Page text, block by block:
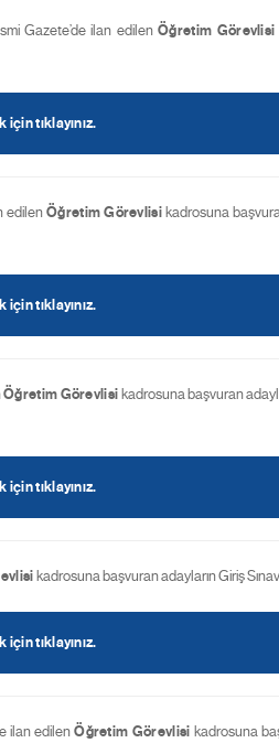
Gazete’de ilan edilenÖğretim Görevlisi
tıklayınız.
edilenÖğretim Görevlisi kadrosuna
tıklayınız.
Öğretim Görevlisi kadrosuna başvuran
tıklayınız.
kadrosuna başvuran adayların Giriş
tıklayınız.
ilan edilenÖğretim Görevlisi kadrosuna